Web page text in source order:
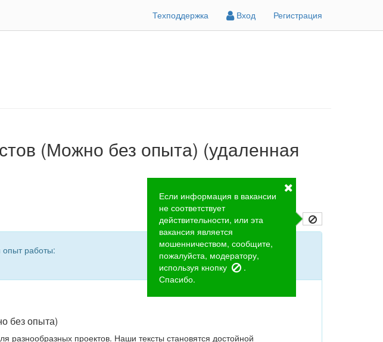
Техподдержка Вход Регистрация
(Можно без опыта) (удаленная
Если информация в вакансии
не соответствует
действительности, или эта
вакансия является
мошенничеством, сообщите,
пожалуйста, модератору,
используя кнопку
.
Спасибо.
работы:
без опыта)
разнообразных проектов. Наши тексты становятся достойной